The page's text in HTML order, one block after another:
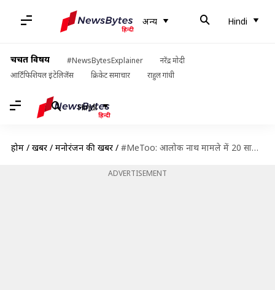
अन्य Hindi
चर्चित विषय #NewsBytesExplainer
नरेंद्र मोदी
आर्टिफिशियल इंटेलिजेंस
क्रिकेट समाचार राहुल गांधी
Hindi
होम / खबरें / मनोरंजन की खबरें / #MeToo: आलोक नाथ मामले में 20 साल बाद होगा विनता नंदा का मेडिकल टेस्ट
ADVERTISEMENT